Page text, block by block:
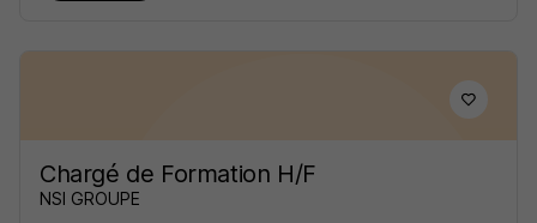
Chargé de Formation H/F
NSI GROUPE